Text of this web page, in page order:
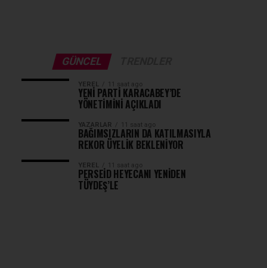
GÜNCEL
YEREL 11 saat ago
YENİ PARTİ KARACABEY’DE
YÖNETİMİNİ AÇIKLADI
YAZARLAR 11 saat ago
BAĞIMSIZLARIN DA KATILMASIYLA
REKOR ÜYELİK BEKLENİYOR
YEREL 11 saat ago
PERSEİD HEYECANI YENİDEN
TÜYDEŞ’LE